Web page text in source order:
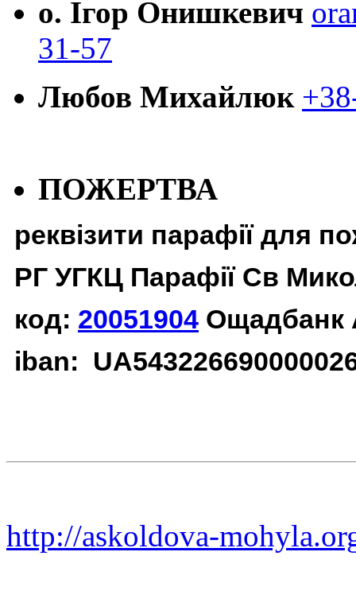
о. Ігор Онишкевич
31-57
Любов Михайлюк
ПОЖЕРТВА
реквізити парафії для
РГ УГКЦ Парафії Св
код: 20051904 Ощадбанк
iban:
http://askoldova-